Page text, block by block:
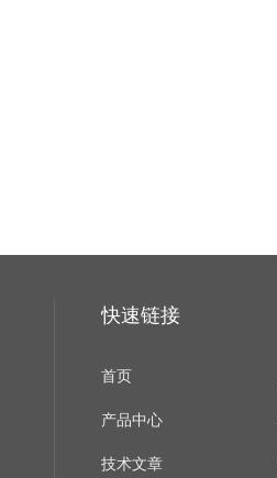
快速链接
首页
产品中心
技术文章